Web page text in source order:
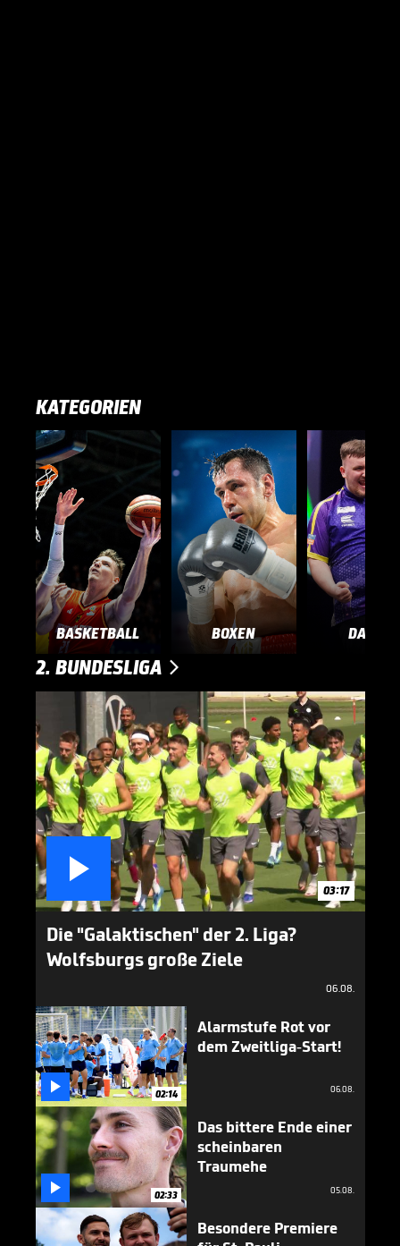
KATEGORIEN
BASKETBALL BOXEN DARTS
2. BUNDESLIGA 

03:17
Die "Galaktischen" der 2. Liga?
Wolfsburgs große Ziele
06.08.
 02:14
Alarmstufe Rot vor
dem Zweitliga-Start!
06.08.
 02:33
Das bittere Ende einer
scheinbaren
Traumehe
05.08.
Besondere Premiere